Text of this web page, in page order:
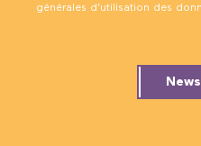
générales d’utilisation des